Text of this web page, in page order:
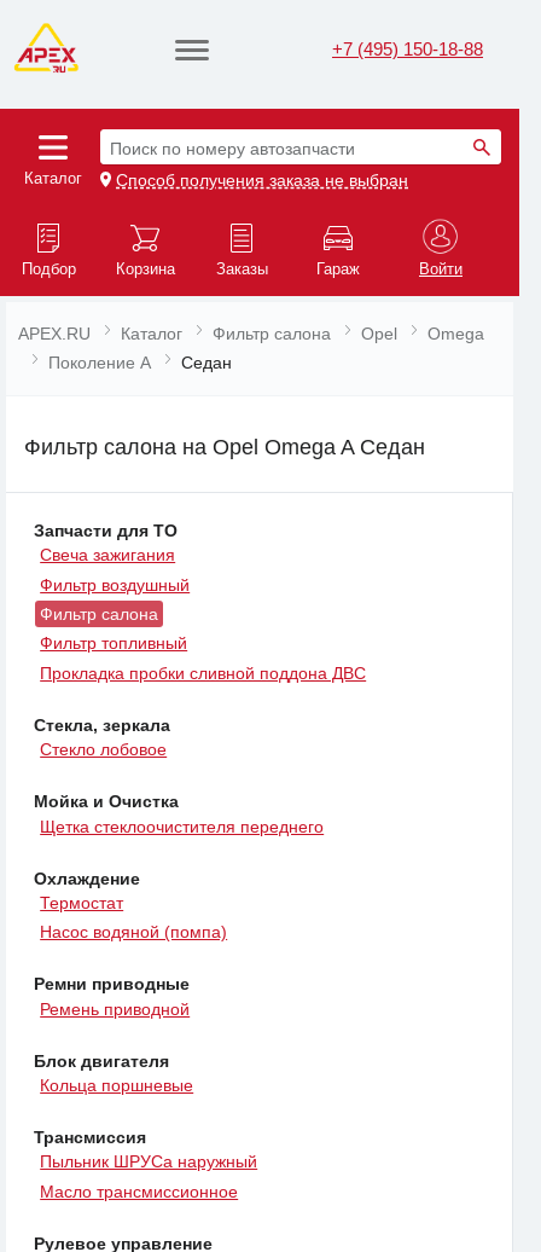
+7 (495) 150-18-88
Каталог
Поиск по номеру автозапчасти
Способ получения заказа не выбран
Подбор Корзина Заказы Гараж Войти
APEX.RU Каталог Фильтр салона Opel
Omega
Поколение A
Седан
Фильтр салона на Opel Omega A Седан
Запчасти для ТО
Свеча зажигания
Фильтр воздушный
Фильтр салона
Фильтр топливный
Прокладка пробки сливной поддона ДВС
Стекла, зеркала
Стекло лобовое
Мойка и Очистка
Щетка стеклоочистителя переднего
Охлаждение
Термостат
Насос водяной (помпа)
Ремни приводные
Ремень приводной
Блок двигателя
Кольца поршневые
Трансмиссия
Пыльник ШРУСа наружный
Масло трансмиссионное
Рулевое управление